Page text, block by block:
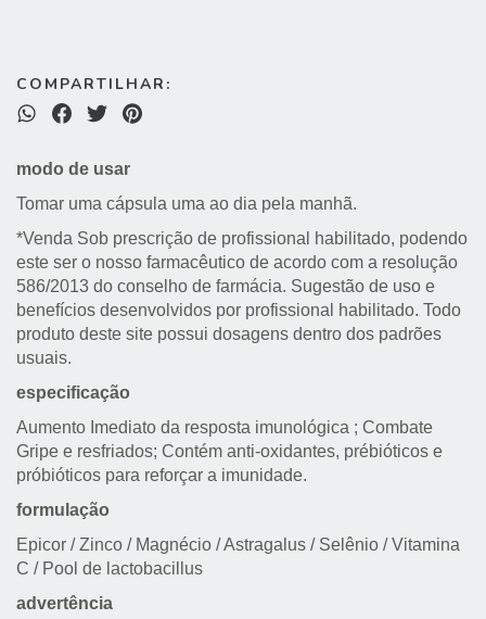
COMPARTILHAR:
modo de usar
Tomar uma cápsula uma ao dia pela manhã.
*Venda Sob prescrição de profissional habilitado, podendo
este ser o nosso farmacêutico de acordo com a resolução
586/2013 do conselho de farmácia. Sugestão de uso e
benefícios desenvolvidos por profissional habilitado. Todo
produto deste site possui dosagens dentro dos padrões
usuais.
especificação
Aumento Imediato da resposta imunológica ; Combate
Gripe e resfriados; Contém anti-oxidantes, prébióticos e
próbióticos para reforçar a imunidade.
formulação
Epicor / Zinco / Magnécio / Astragalus / Selênio / Vitamina
C / Pool de lactobacillus
advertência